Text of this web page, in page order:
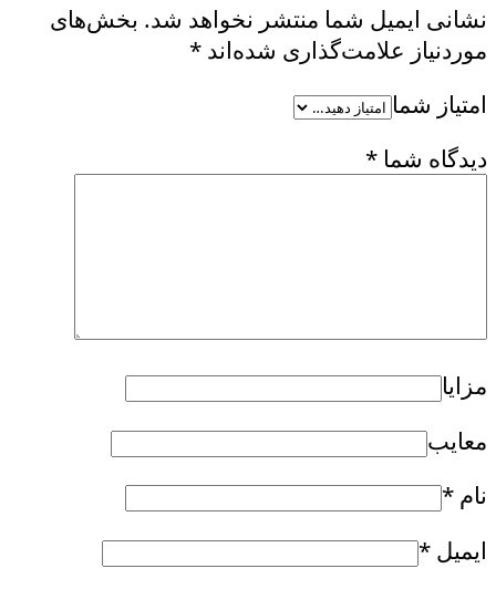
نشانی ایمیل شما منتشر نخواهد شد. بخش‌های
موردنیاز علامت‌گذاری شده‌اند *
امتیاز شما
دیدگاه شما *
مزایا
معایب
نام *
ایمیل *